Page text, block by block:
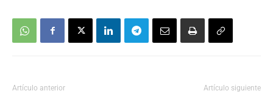
Artículo anterior Artículo siguiente